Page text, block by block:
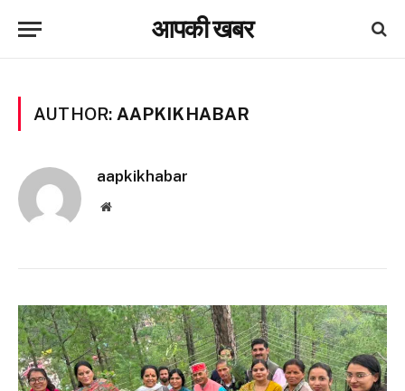
आपकी खबर
AUTHOR: AAPKIKHABAR
aapkikhabar
Website